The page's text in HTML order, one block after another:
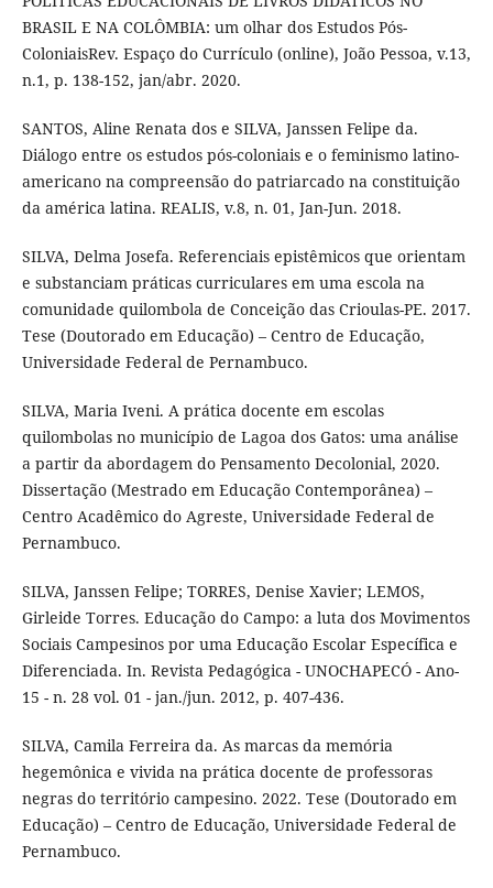
BRASIL E NA COLÔMBIA: um olhar dos Estudos Pós-
ColoniaisRev. Espaço do Currículo (online), João Pessoa, v.13,
n.1, p. 138-152, jan/abr. 2020.
SANTOS, Aline Renata dos e SILVA, Janssen Felipe da.
Diálogo entre os estudos pós-coloniais e o feminismo latino-
americano na compreensão do patriarcado na constituição
da américa latina. REALIS, v.8, n. 01, Jan-Jun. 2018.
SILVA, Delma Josefa. Referenciais epistêmicos que orientam
e substanciam práticas curriculares em uma escola na
comunidade quilombola de Conceição das Crioulas-PE. 2017.
Tese (Doutorado em Educação) – Centro de Educação,
Universidade Federal de Pernambuco.
SILVA, Maria Iveni. A prática docente em escolas
quilombolas no município de Lagoa dos Gatos: uma análise
a partir da abordagem do Pensamento Decolonial, 2020.
Dissertação (Mestrado em Educação Contemporânea) –
Centro Acadêmico do Agreste, Universidade Federal de
Pernambuco.
SILVA, Janssen Felipe; TORRES, Denise Xavier; LEMOS,
Girleide Torres. Educação do Campo: a luta dos Movimentos
Sociais Campesinos por uma Educação Escolar Específica e
Diferenciada. In. Revista Pedagógica - UNOCHAPECÓ - Ano-
15 - n. 28 vol. 01 - jan./jun. 2012, p. 407-436.
SILVA, Camila Ferreira da. As marcas da memória
hegemônica e vivida na prática docente de professoras
negras do território campesino. 2022. Tese (Doutorado em
Educação) – Centro de Educação, Universidade Federal de
Pernambuco.